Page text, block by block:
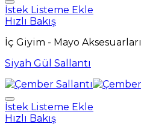
İstek Listeme Ekle
Hızlı Bakış
İç Giyim - Mayo Aksesuarları
Siyah Gül Sallantı
İstek Listeme Ekle
Hızlı Bakış